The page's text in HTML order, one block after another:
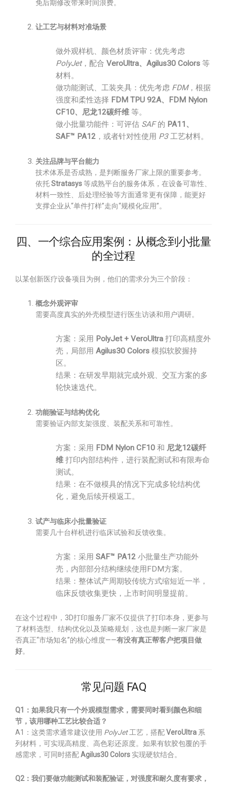
免后期修改带来时间浪费。
让工艺与材料对准场景
做外观样机、颜色材质评审：优先考虑
PolyJet，配合 VeroUltra、Agilus30 Colors 等
材料。
做功能测试、工装夹具：优先考虑 FDM，根据
强度和柔性选择 FDM TPU 92A、FDM Nylon
CF10、尼龙12碳纤维 等。
做小批量功能件：可评估 SAF的 PA11、
SAF™ PA12 ，或者针对性使用 P3工艺材料。
关注品牌与平台能力
技术体系是否成熟，是判断服务厂家上限的重要参考。
依托Stratasys等成熟平台的服务体系，在设备可靠性、
材料一致性、后处理经验等方面通常更有保障，能更好
支撑企业从“单件打样”走向“规模化应用”。
四、一个综合应用案例：从概念到小批量
的全过程
以某创新医疗设备项目为例，他们的需求分为三个阶段：
概念外观评审
需要高度真实的外壳模型进行医生访谈和用户调研。
方案：采用 PolyJet + VeroUltra 打印高精度外
壳，局部用 Agilus30 Colors 模拟软胶握持
区。
结果：在研发早期就完成外观、交互方案的多
轮快速迭代。
功能验证与结构优化
需要验证内部支架强度、装配关系和可靠性。
方案：采用 FDM Nylon CF10 和 尼龙12碳纤
维 打印内部结构件，进行装配测试和有限寿命
测试。
结果：在不做模具的情况下完成多轮结构优
化，避免后续开模返工。
试产与临床小批量验证
需要几十台样机进行临床试验和反馈收集。
方案：采用 SAF™ PA12 小批量生产功能外
壳，内部部分结构继续使用FDM方案。
结果：整体试产周期较传统方式缩短近一半，
临床反馈收集更快，上市时间明显提前。
在这个过程中，3D打印服务厂家不仅提供了打印本身，更参与
了材料选型、结构优化以及策略规划，这也是判断一家厂家是
否真正“市场知名”的核心维度——有没有真正帮客户把项目做
好。
常见问题 FAQ
Q1：如果我只有一个外观模型需求，需要同时看到颜色和细
节，该用哪种工艺比较合适？
A1：这类需求通常建议使用 PolyJet工艺，搭配VeroUltra 系
列材料，可实现高精度、高色彩还原度。如果有软胶包覆的手
感需求，可同时搭配Agilus30 Colors 实现硬软结合。
Q2：我们要做功能测试和装配验证，对强度和耐久度有要求，